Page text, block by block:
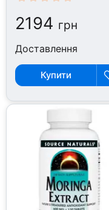
2194 грн
Доставлення
Купити